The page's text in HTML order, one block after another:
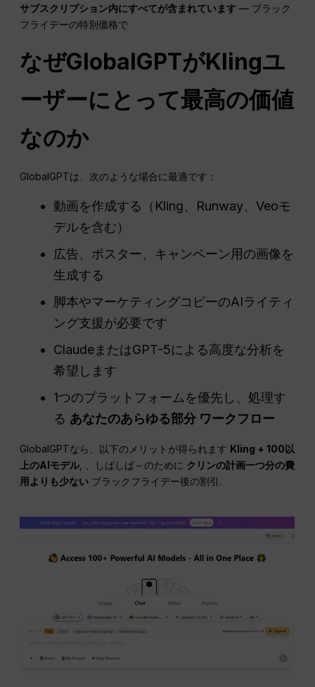
サブスクリプション内にすべてが含まれています — ブラック
フライデーの特別価格で
なぜGlobalGPTがKlingユ
ーザーにとって最高の価値
なのか
GlobalGPTは、次のような場合に最適です：
動画を作成する（Kling、Runway、Veoモ
デルを含む）
広告、ポスター、キャンペーン用の画像を
生成する
脚本やマーケティングコピーのAIライティ
ング支援が必要です
ClaudeまたはGPT-5による高度な分析を
希望します
1つのプラットフォームを優先し、処理す
る あなたのあらゆる部分 ワークフロー
GlobalGPTなら、以下のメリットが得られます Kling + 100以
上のAIモデル, 、しばしば～のために クリンの計画一つ分の費
用よりも少ない ブラックフライデー後の割引.